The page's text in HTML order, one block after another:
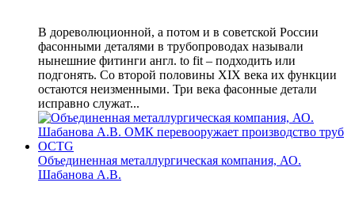
В дореволюционной, а потом и в советской России
фасонными деталями в трубопроводах называли
нынешние фитинги англ. to fit – подходить или
подгонять. Со второй половины XIX века их функции
остаются неизменными. Три века фасонные детали
исправно служат...
Объединенная металлургическая компания, АО.
Шабанова А.В.